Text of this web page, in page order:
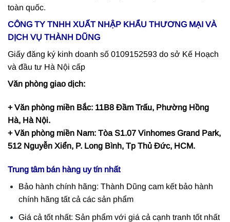
toàn quốc.
CÔNG TY TNHH XUẤT NHẬP KHẨU THƯƠNG MẠI VÀ
DỊCH VỤ THÀNH DŨNG
Giấy đăng ký kinh doanh số 0109152593 do sở Kế Hoạch
và đầu tư Hà Nội cấp
Văn phòng giao dịch:
+ Văn phòng miền Bắc: 11B8 Đầm Trấu, Phường Hồng
Hà, Hà Nội.
+ Văn phòng miền Nam: Tòa S1.07 Vinhomes Grand Park,
512 Nguyễn Xiển, P. Long Bình, Tp Thủ Đức, HCM.
Trung tâm bán hàng uy tín nhất
Bảo hành chính hãng: Thành Dũng cam kết bảo hành
chính hãng tất cả các sản phẩm
Giá cả tốt nhất: Sản phẩm với giá cả cạnh tranh tốt nhất